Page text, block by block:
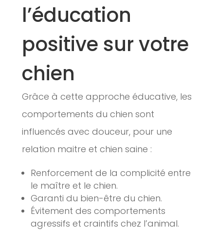
l’éducation
positive sur votre
chien
Grâce à cette approche éducative, les
comportements du chien sont
influencés avec douceur, pour une
relation maitre et chien saine :
Renforcement de la complicité entre
le maître et le chien.
Garanti du bien-être du chien.
Évitement des comportements
agressifs et craintifs chez l’animal.